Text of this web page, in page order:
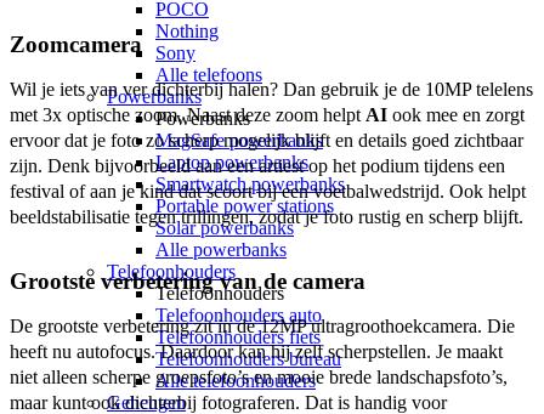
POCO
Nothing
Sony
Alle telefoons
Powerbanks
Powerbanks
MagSafe powerbanks
Laptop powerbanks
Smartwatch powerbanks
Portable power stations
Solar powerbanks
Alle powerbanks
Telefoonhouders
Telefoonhouders
Telefoonhouders auto
Telefoonhouders fiets
Telefoonhouders bureau
Alle telefoonhouders
Geheugen
Zoomcamera
Wil je iets van ver dichterbij halen? Dan gebruik je de 10MP telelens
met 3x optische zoom. Naast deze zoom helpt AI ook mee en zorgt
ervoor dat je foto zo scherp mogelijk blijft en details goed zichtbaar
zijn. Denk bijvoorbeeld aan een artiest op het podium tijdens een
festival of aan je kind dat scoort bij een voetbalwedstrijd. Ook helpt
beeldstabilisatie tegen trillingen, zodat je foto rustig en scherp blijft.
Grootste verbetering van de camera
De grootste verbetering zit in de 12MP ultragroothoekcamera. Die
heeft nu autofocus. Daardoor kan hij zelf scherpstellen. Je maakt
niet alleen scherpe groepsfoto’s en mooie brede landschapsfoto’s,
maar kunt ook dichterbij fotograferen. Dat is handig voor